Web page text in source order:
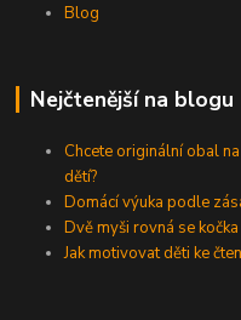
Blog
Nejčtenější na blogu
Chcete originální obal
dětí?
Domácí výuka podle
Dvě myši rovná se
Jak motivovat děti ke